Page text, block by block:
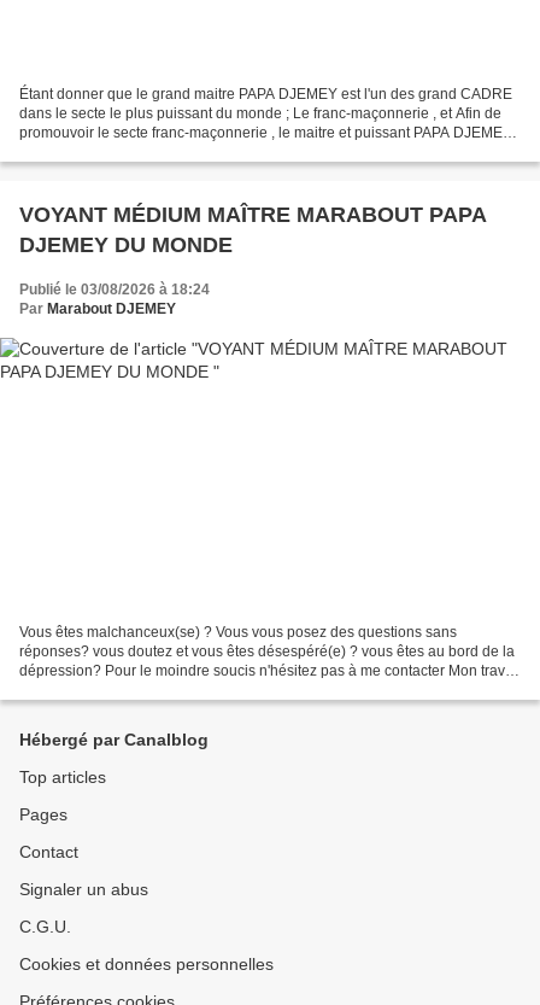
Étant donner que le grand maitre PAPA DJEMEY est l'un des grand CADRE
dans le secte le plus puissant du monde ; Le franc-maçonnerie , et Afin de
promouvoir le secte franc-maçonnerie , le maitre et puissant PAPA DJEMEY
VOYANT MÉDIUM MAÎTRE MARABOUT PAPA
DJEMEY DU MONDE
Publié le 03/08/2026 à 18:24
Par Marabout DJEMEY
Vous êtes malchanceux(se) ? Vous vous posez des questions sans
réponses? vous doutez et vous êtes désespéré(e) ? vous êtes au bord de la
dépression? Pour le moindre soucis n'hésitez pas à me contacter Mon travail
Hébergé par Canalblog
Top articles
Pages
Contact
Signaler un abus
C.G.U.
Cookies et données personnelles